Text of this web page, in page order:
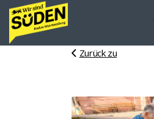
Suchen
nach:
Zurück zu